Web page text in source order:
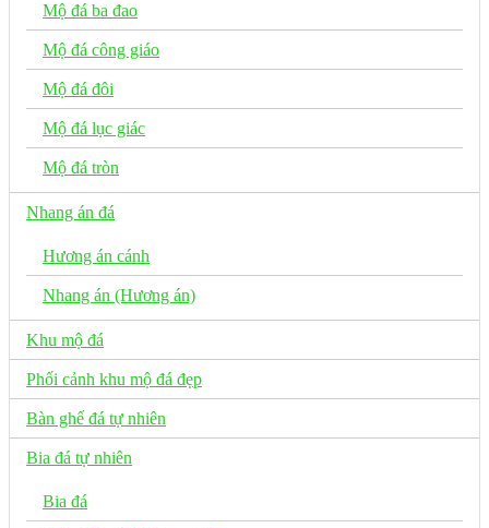
Mộ đá ba đao
Mộ đá công giáo
Mộ đá đôi
Mộ đá lục giác
Mộ đá tròn
Nhang án đá
Hương án cánh
Nhang án (Hương án)
Khu mộ đá
Phối cảnh khu mộ đá đẹp
Bàn ghế đá tự nhiên
Bia đá tự nhiên
Bia đá